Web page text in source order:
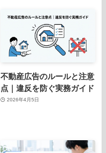
不動産広告のルールと注意
点｜違反を防ぐ実務ガイド
2026年4月5日